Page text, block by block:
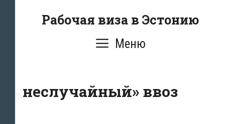
Рабочая виза в Эстонию
Меню
неслучайный» ввоз